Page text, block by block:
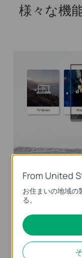
様々な機
音声通話やビデオ会
From United
お住まいの地域の
る。